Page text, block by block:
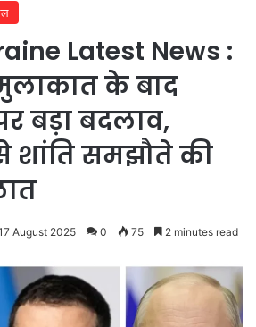
Latest News :
के बाद
बड़ा बदलाव,
शांति समझौते की
August 2025 0 75 2 minutes read